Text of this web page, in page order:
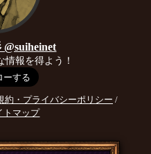
@suiheinet
情報を得よう！
約・プライバシーポリシー /
トマップ